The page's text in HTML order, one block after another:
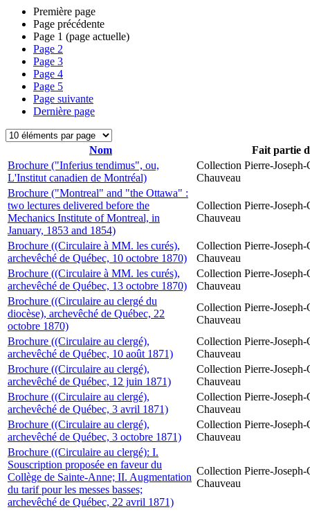
Première page
Page précédente
Page 1 (page actuelle)
Page 2
Page 3
Page 4
Page 5
Page suivante
Dernière page
Nom
Fait partie
Brochure ("Inferius tendimus", ou,
L'Institut canadien de Montréal)
Collection Pierre-
Chauveau
Brochure ("Montreal" and "the Ottawa" :
two lectures delivered before the
Mechanics Institute of Montreal, in
January, 1853 and 1854)
Collection Pierre-
Chauveau
Brochure ((Circulaire à MM. les curés),
archevêché de Québec, 10 octobre 1870)
Collection Pierre-
Chauveau
Brochure ((Circulaire à MM. les curés),
archevêché de Québec, 13 octobre 1870)
Collection Pierre-
Chauveau
Brochure ((Circulaire au clergé du
diocèse), archevêché de Québec, 22
octobre 1870)
Collection Pierre-
Chauveau
Brochure ((Circulaire au clergé),
archevêché de Québec, 10 août 1871)
Collection Pierre-
Chauveau
Brochure ((Circulaire au clergé),
archevêché de Québec, 12 juin 1871)
Collection Pierre-
Chauveau
Brochure ((Circulaire au clergé),
archevêché de Québec, 3 avril 1871)
Collection Pierre-
Chauveau
Brochure ((Circulaire au clergé),
archevêché de Québec, 3 octobre 1871)
Collection Pierre-
Chauveau
Brochure ((Circulaire au clergé): I.
Souscription proposée en faveur du
Collège de Sainte-Anne; II. Augmentation
du tarif pour les messes basses;
archevêché de Québec, 22 avril 1871)
Collection Pierre-
Chauveau